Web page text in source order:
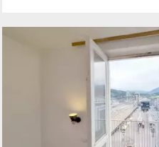
Maria-Theresien-Straße 34
+43 (0) 800 221 750